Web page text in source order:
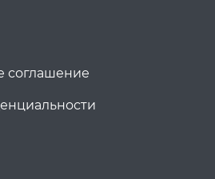
соглашение